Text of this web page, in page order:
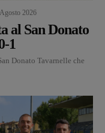
2026
al San Donato
1
Donato Tavarnelle che